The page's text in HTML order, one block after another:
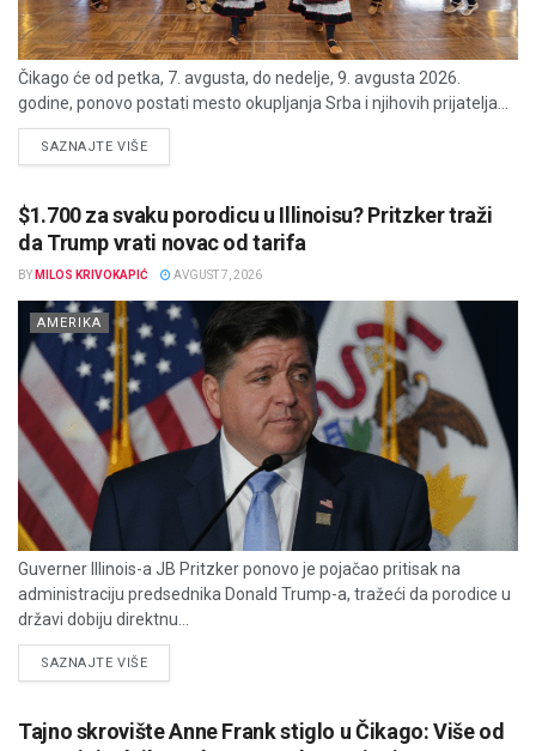
Čikago će od petka, 7. avgusta, do nedelje, 9. avgusta 2026.
godine, ponovo postati mesto okupljanja Srba i njihovih prijatelja...
SAZNAJTE VIŠEDETAILS
$1.700 za svaku porodicu u Illinoisu? Pritzker traži
da Trump vrati novac od tarifa
BY MILOS KRIVOKAPIĆ AVGUST 7, 2026
AMERIKA
Guverner Illinois-a JB Pritzker ponovo je pojačao pritisak na
administraciju predsednika Donald Trump-a, tražeći da porodice u
državi dobiju direktnu...
SAZNAJTE VIŠEDETAILS
Tajno skrovište Anne Frank stiglo u Čikago: Više od